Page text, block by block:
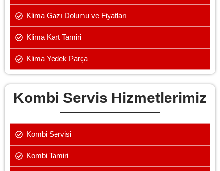
Klima Gazı Dolumu ve Fiyatları
Klima Kart Tamiri
Klima Yedek Parça
Kombi Servis Hizmetlerimiz
Kombi Servisi
Kombi Tamiri